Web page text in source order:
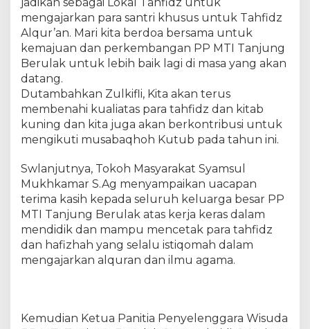
a
n
mengajarkan para santri khusus untuk Tahfidz
Alqur’an. Mari kita berdoa bersama untuk
kemajuan dan perkembangan PP MTI Tanjung
Berulak untuk lebih baik lagi di masa yang akan
datang.
Dutambahkan Zulkifli, Kita akan terus
membenahi kualiatas para tahfidz dan kitab
kuning dan kita juga akan berkontribusi untuk
mengikuti musabaqhoh Kutub pada tahun ini.
Swlanjutnya, Tokoh Masyarakat Syamsul
Mukhkamar S.Ag menyampaikan uacapan
terima kasih kepada seluruh keluarga besar PP
MTI Tanjung Berulak atas kerja keras dalam
mendidik dan mampu mencetak para tahfidz
dan hafizhah yang selalu istiqomah dalam
mengajarkan alquran dan ilmu agama.
Kemudian Ketua Panitia Penyelenggara Wisuda